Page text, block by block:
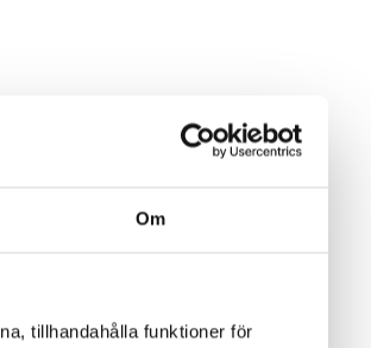
Om
tillhandahålla funktioner för